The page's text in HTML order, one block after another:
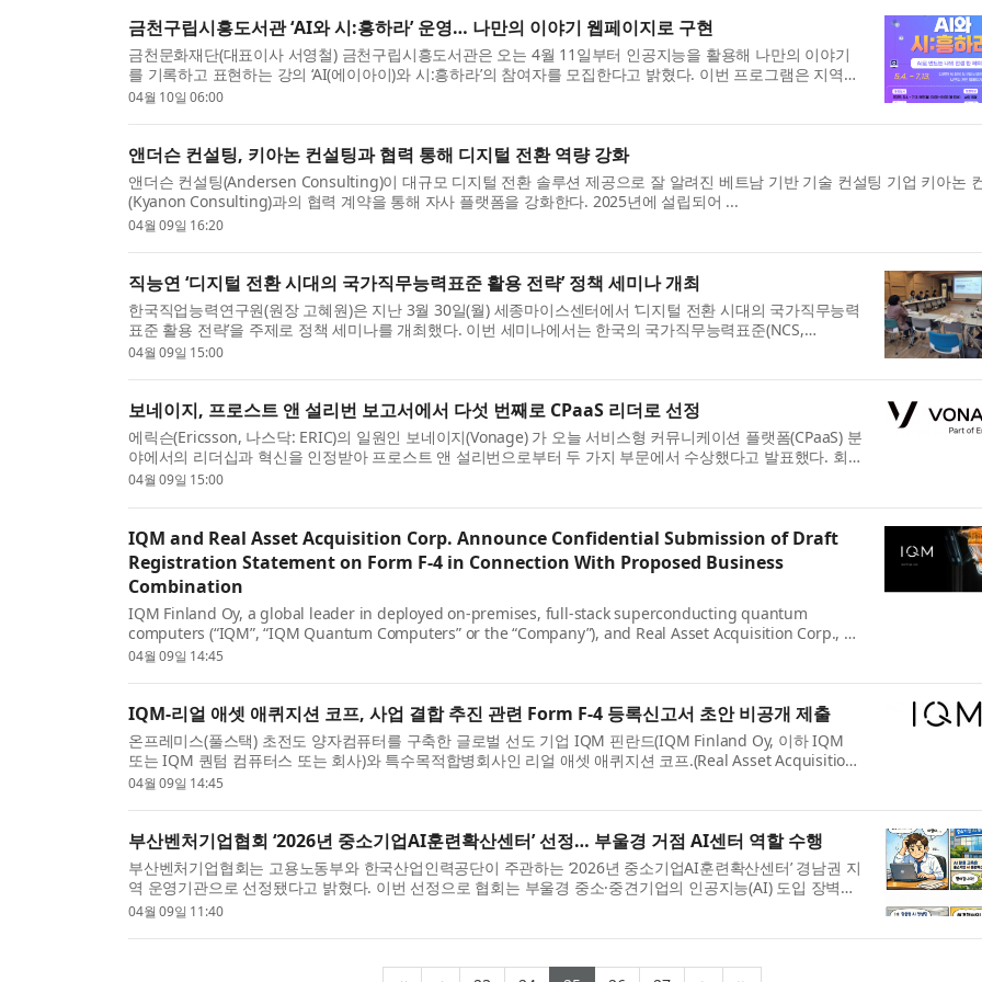
금천구립시흥도서관 ‘AI와 시:흥하라’ 운영… 나만의 이야기 웹페이지로 구현
금천문화재단(대표이사 서영철) 금천구립시흥도서관은 오는 4월 11일부터 인공지능을 활용해 나만의 이야기
를 기록하고 표현하는 강의 ‘AI(에이아이)와 시:흥하라’의 참여자를 모집한다고 밝혔다. 이번 프로그램은 지역주
민...
04월 10일 06:00
앤더슨 컨설팅, 키아논 컨설팅과 협력 통해 디지털 전환 역량 강화
앤더슨 컨설팅(Andersen Consulting)이 대규모 디지털 전환 솔루션 제공으로 잘 알려진 베트남 기반 기술 컨설팅 기업 키아논
(Kyanon Consulting)과의 협력 계약을 통해 자사 플랫폼을 강화한다. 2025년에 설립되어 ...
04월 09일 16:20
직능연 ‘디지털 전환 시대의 국가직무능력표준 활용 전략’ 정책 세미나 개최
한국직업능력연구원(원장 고혜원)은 지난 3월 30일(월) 세종마이스센터에서 ‘디지털 전환 시대의 국가직무능력
표준 활용 전략’을 주제로 정책 세미나를 개최했다. 이번 세미나에서는 한국의 국가직무능력표준(NCS,
National...
04월 09일 15:00
보네이지, 프로스트 앤 설리번 보고서에서 다섯 번째로 CPaaS 리더로 선정
에릭슨(Ericsson, 나스닥: ERIC)의 일원인 보네이지(Vonage) 가 오늘 서비스형 커뮤니케이션 플랫폼(CPaaS) 분
야에서의 리더십과 혁신을 인정받아 프로스트 앤 설리번으로부터 두 가지 부문에서 수상했다고 발표했다. 회
사...
04월 09일 15:00
IQM and Real Asset Acquisition Corp. Announce Confidential Submission of Draft
Registration Statement on Form F-4 in Connection With Proposed Business
Combination
IQM Finland Oy, a global leader in deployed on-premises, full-stack superconducting quantum
computers (“IQM”, “IQM Quantum Computers” or the “Company”), and Real Asset Acquisition Corp., a
special purpose ac...
04월 09일 14:45
IQM-리얼 애셋 애퀴지션 코프, 사업 결합 추진 관련 Form F-4 등록신고서 초안 비공개 제출
온프레미스(풀스택) 초전도 양자컴퓨터를 구축한 글로벌 선도 기업 IQM 핀란드(IQM Finland Oy, 이하 IQM
또는 IQM 퀀텀 컴퓨터스 또는 회사)와 특수목적합병회사인 리얼 애셋 애퀴지션 코프.(Real Asset Acquisition
Corp....
04월 09일 14:45
부산벤처기업협회 ‘2026년 중소기업AI훈련확산센터’ 선정… 부울경 거점 AI센터 역할 수행
부산벤처기업협회는 고용노동부와 한국산업인력공단이 주관하는 ‘2026년 중소기업AI훈련확산센터’ 경남권 지
역 운영기관으로 선정됐다고 밝혔다. 이번 선정으로 협회는 부울경 중소·중견기업의 인공지능(AI) 도입 장벽을
낮...
04월 09일 11:40